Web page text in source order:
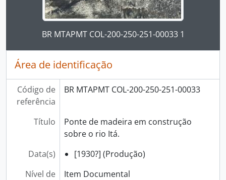
Ao clicar no link deste título da descrição a
BR MTAPMT COL-200-250-251-00033 1
Área de identificação
Código de
referência
BR MTAPMT COL-200-250-251-00033
Título
Ponte de madeira em construção
sobre o rio Itá.
Data(s)
[1930?] (Produção)
Nível de
Item Documental